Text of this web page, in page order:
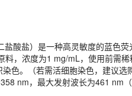
染色。（若需活细胞染色，建议
nm，最大发射波长为461 nm
酸盐）是一种高灵敏度的蓝色
料，浓度为1 mg/mL，使用前需稀
色。（若需活细胞染色，建议选
nm，最大发射波长为461 nm